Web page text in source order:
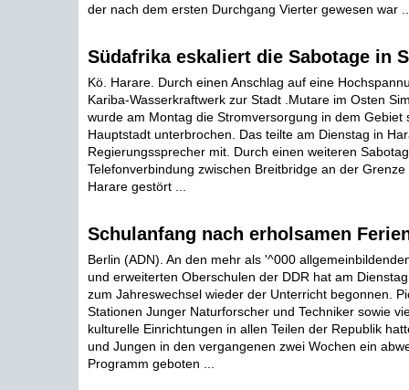
der nach dem ersten Durchgang Vierter gewesen war
Südafrika eskaliert die Sabotage in
Kö. Harare. Durch einen Anschlag auf eine
Kariba-Wasserkraftwerk zur Stadt .Mutare im Osten
wurde am Montag die Stromversorgung in dem Gebiet
Hauptstadt unterbrochen. Das teilte am Dienstag in
Regierungssprecher mit. Durch einen weiteren
Telefonverbindung zwischen Breitbridge an der
Harare gestört ...
Schulanfang nach erholsamen
Berlin (ADN). An den mehr als '^000
und erweiterten Oberschulen der DDR hat am
zum Jahreswechsel wieder der Unterricht begonnen.
Stationen Junger Naturforscher und Techniker sowie
kulturelle Einrichtungen in allen Teilen der Republik
und Jungen in den vergangenen zwei Wochen ein
Programm geboten ...